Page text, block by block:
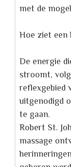
met de
Hoe ziet een
De energie
stroomt,
reflexgebied
uitgenodigd
te gaan.
Robert St.
massage